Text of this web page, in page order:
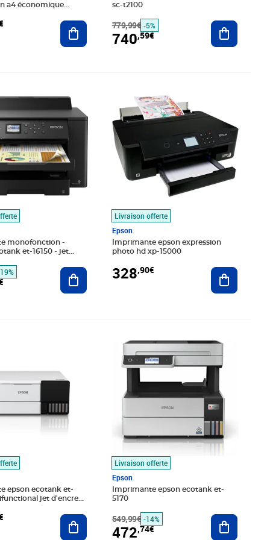
a4 économique
Ajouter au panier
sc-t2100
779,99€ -5%
740,59€
Ajouter
monofonction -
et-16150 - jet
Ajouter au panier
Livraison offerte
Epson
Imprimante epson expression
photo hd xp-15000
328,90€ Ajouter
epson ecotank et-
jet d'encre
Ajouter au panier
Livraison offerte
Epson
Imprimante epson ecotank et-
5170
549,99€ -14%
472,74€
Ajouter